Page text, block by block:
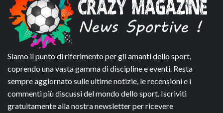
Siamo il punto di riferimento per gli amanti dello sport,
coprendo una vasta gamma di discipline e eventi. Resta
sempre aggiornato sulle ultime notizie, le recensioni e i
commenti più discussi del mondo dello sport. Iscriviti
gratuitamente alla nostra newsletter per ricevere